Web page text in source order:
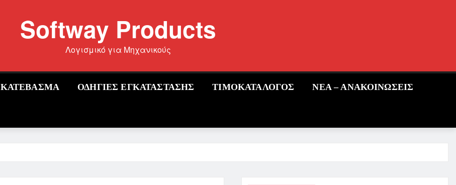
Softway Products
Λογισμικό για Μηχανικούς
ΚΑΤΕΒΑΣΜΑ ΟΔΗΓΙΕΣ ΕΓΚΑΤΑΣΤΑΣΗΣ ΤΙΜΟΚΑΤΑΛΟΓΟΣ ΝΕΑ – ΑΝΑΚΟΙΝΩΣΕΙΣ